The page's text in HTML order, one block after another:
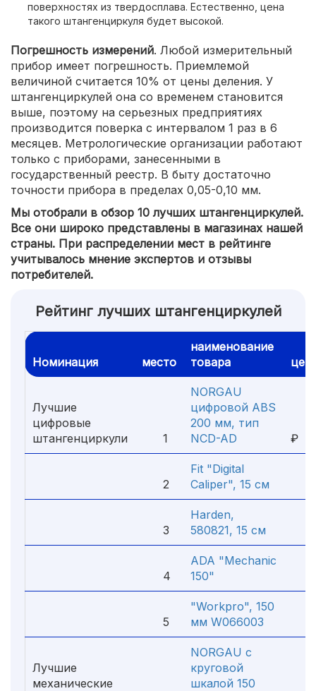
поверхностях из твердосплава. Естественно, цена
такого штангенциркуля будет высокой.
Погрешность измерений. Любой измерительный
прибор имеет погрешность. Приемлемой
величиной считается 10% от цены деления. У
штангенциркулей она со временем становится
выше, поэтому на серьезных предприятиях
производится поверка с интервалом 1 раз в 6
месяцев. Метрологические организации работают
только с приборами, занесенными в
государственный реестр. В быту достаточно
точности прибора в пределах 0,05-0,10 мм.
Мы отобрали в обзор 10 лучших штангенциркулей.
Все они широко представлены в магазинах нашей
страны. При распределении мест в рейтинге
учитывалось мнение экспертов и отзывы
потребителей.
Рейтинг лучших штангенциркулей
Номинация место
наименование
товара
Лучшие
цифровые
штангенциркули
1
NORGAU
цифровой ABS
200 мм, тип
NCD-AD
₽
2
Fit "Digital
Caliper", 15 см
3
Harden,
580821, 15 см
4
ADA "Mechanic
150"
5
"Workpro", 150
мм W066003
Лучшие
механические
NORGAU с
круговой
шкалой 150